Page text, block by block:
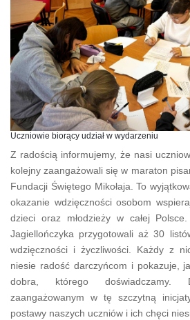
Uczniowie biorący udział w wydarzeniu
Z radością informujemy, że nasi
kolejny zaangażowali się w maraton
Fundacji Świętego Mikołaja. To
okazanie wdzięczności osobom
dzieci oraz młodzieży w całej
Jagiellończyka przygotowali aż 30
wdzięczności i życzliwości. Każdy z
niesie radość darczyńcom i pokazuje,
dobra, którego doświadczamy.
zaangażowanym w tę szczytną
postawy naszych uczniów i ich chęci